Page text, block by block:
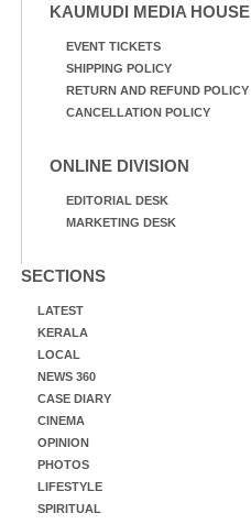
KAUMUDI MEDIA HOUSE
EVENT TICKETS
SHIPPING POLICY
RETURN AND REFUND POLICY
CANCELLATION POLICY
ONLINE DIVISION
EDITORIAL DESK
MARKETING DESK
SECTIONS
LATEST
KERALA
LOCAL
NEWS 360
CASE DIARY
CINEMA
OPINION
PHOTOS
LIFESTYLE
SPIRITUAL